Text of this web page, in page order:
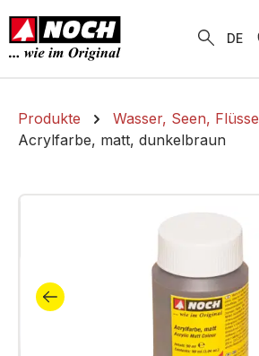
springen
DE
Produkte Wasser, Seen, Flüsse
Acrylfarbe, matt, dunkelbraun